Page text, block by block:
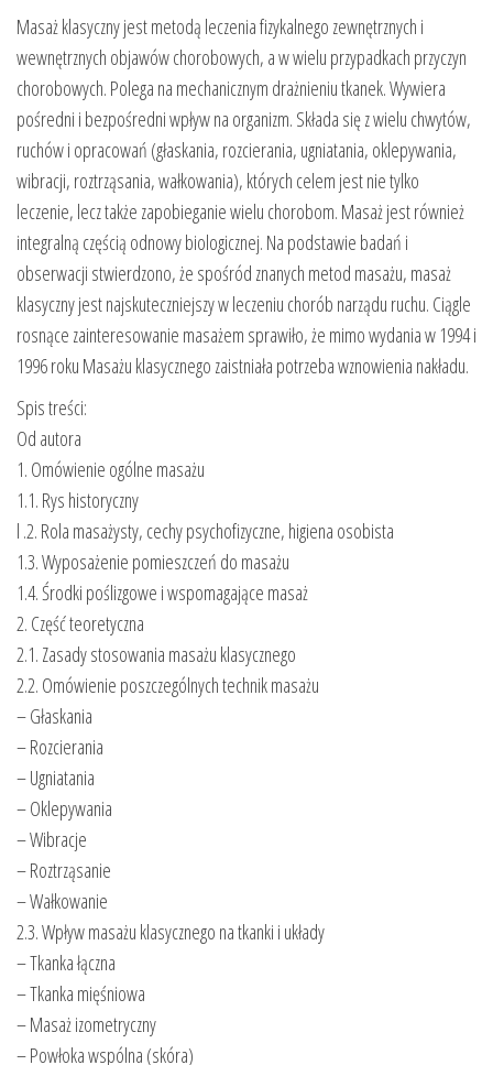
Masaż klasyczny jest metodą leczenia fizykalnego zewnętrznych i
wewnętrznych objawów chorobowych, a w wielu przypadkach przyczyn
chorobowych. Polega na mechanicznym drażnieniu tkanek. Wywiera
pośredni i bezpośredni wpływ na organizm. Składa się z wielu chwytów,
ruchów i opracowań (głaskania, rozcierania, ugniatania, oklepywania,
wibracji, roztrząsania, wałkowania), których celem jest nie tylko
leczenie, lecz także zapobieganie wielu chorobom. Masaż jest również
integralną częścią odnowy biologicznej. Na podstawie badań i
obserwacji stwierdzono, że spośród znanych metod masażu, masaż
klasyczny jest najskuteczniejszy w leczeniu chorób narządu ruchu. Ciągle
rosnące zainteresowanie masażem sprawiło, że mimo wydania w 1994 i
1996 roku Masażu klasycznego zaistniała potrzeba wznowienia nakładu.
Spis treści:
Od autora
1. Omówienie ogólne masażu
1.1. Rys historyczny
l .2. Rola masażysty, cechy psychofizyczne, higiena osobista
1.3. Wyposażenie pomieszczeń do masażu
1.4. Środki poślizgowe i wspomagające masaż
2. Część teoretyczna
2.1. Zasady stosowania masażu klasycznego
2.2. Omówienie poszczególnych technik masażu
– Głaskania
– Rozcierania
– Ugniatania
– Oklepywania
– Wibracje
– Roztrząsanie
– Wałkowanie
2.3. Wpływ masażu klasycznego na tkanki i układy
– Tkanka łączna
– Tkanka mięśniowa
– Masaż izometryczny
– Powłoka wspólna (skóra)